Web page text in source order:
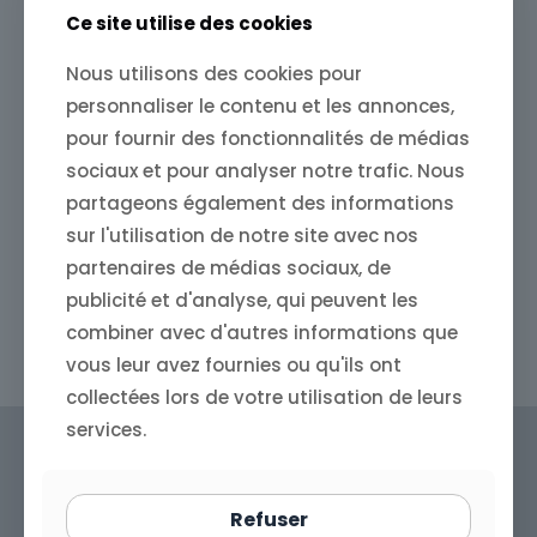
Refonte Wordpress
Ce site utilise des cookies
Nous utilisons des cookies pour
personnaliser le contenu et les annonces,
pour fournir des fonctionnalités de médias
sociaux et pour analyser notre trafic. Nous
partageons également des informations
sur l'utilisation de notre site avec nos
partenaires de médias sociaux, de
publicité et d'analyse, qui peuvent les
combiner avec d'autres informations que
vous leur avez fournies ou qu'ils ont
collectées lors de votre utilisation de leurs
services.
Refuser